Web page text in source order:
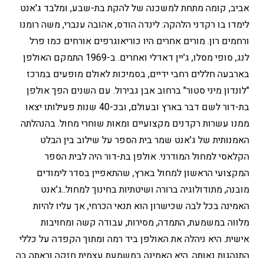
אביב, קומה מתחת למשכנה של להקת בת-שבע, ומלבד ג'אנט
לימדו בו רקדני הלהקה: לינדה הודס, אהובה ענברי, משה רומנו
ורחמים רון. מורים אחרים היו כוריאוגרפים אורחים כמו פרל
לנג, סופי מסלו, ג'יין דאדלי ואחרים. ב-1969 התמקם האולפן
בארבעה חללים רחבי ידיים, בסמיכות לאולם מופעים במרכז
"לונדון מיני סטור" ברחוב אבן גבירול. עם השנים הפך אולפן
בת-דור לשם דבר בארץ ובעולם, ובכ-40 שנות פעילותו יצאו
ממנו עשרות רקדנים מקצועיים ומאות שוחרי מחול. בהנהלתה
האמנותית של ג'אנט שמר בית הספר על שילוב בין הבלט
הקלאסי למחול המודרני. אולפן בת-דור היה לבית הספר
המקצועי הראשון למחול בארץ, שהתאפיין בסדר לימודים
מובנה, מתודולוגיה ברורה ושיטתיות בחינוך למחול..ג'אנט
האמינה בכל לבה שכישרון הוא תנאי הכרחי, אך עליו להיות
מלווה במשמעת, התמדה, מסירות, עבודה קשה ומחויבות
אישית. היא ניהלה את האולפן ביד רמה ומתוך הקפדה על כללי